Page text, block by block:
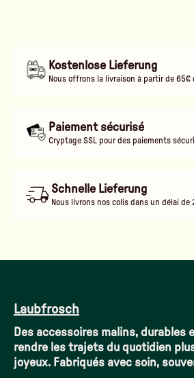
Kostenlose Lieferung
Nous offrons la livraison à partir de 65€
Paiement sécurisé
Cryptage SSL pour des paiements
Schnelle Lieferung
Nous livrons nos colis dans un délai de
Laubfrosch
Des accessoires malins, durables
rendre les trajets du quotidien
joyeux. Fabriqués avec soin,